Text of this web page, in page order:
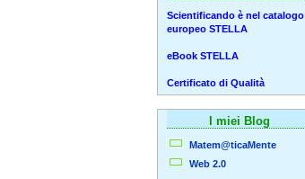
Scientificando è nel catalogo
europeo STELLA
eBook STELLA
Certificato di Qualità
I miei Blog
Matem@ticaMente
Web 2.0